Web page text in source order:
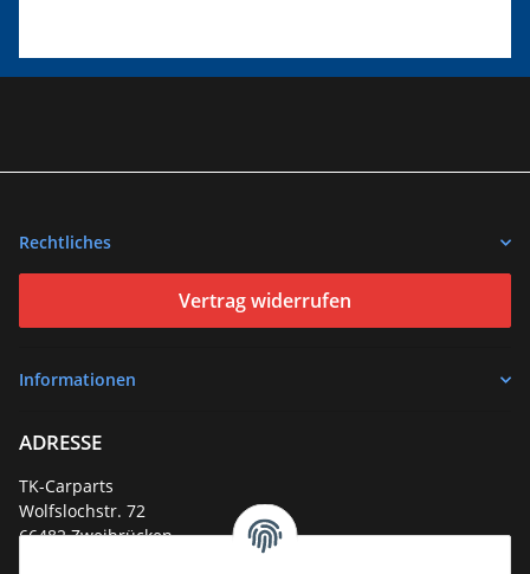
Rechtliches
Vertrag widerrufen
Informationen
ADRESSE
TK-Carparts
Wolfslochstr. 72
66482 Zweibrücken